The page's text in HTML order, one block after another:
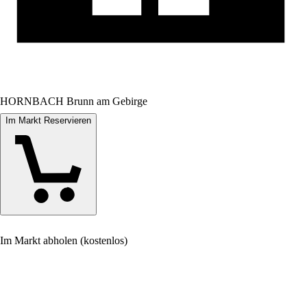
HORNBACH Brunn am Gebirge
Im Markt Reservieren
Im Markt abholen (kostenlos)